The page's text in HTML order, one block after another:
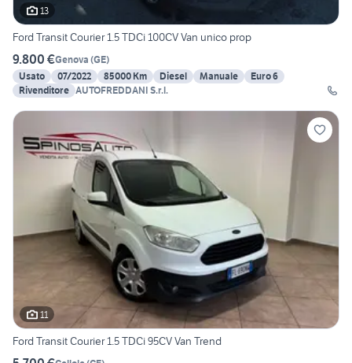
13
Ford Transit Courier 1.5 TDCi 100CV Van unico prop
9.800 €Genova (GE)
Usato
07/2022 85000 Km Diesel Manuale
Euro 6
Rivenditore AUTOFREDDANI S.r.l.
11
Ford Transit Courier 1.5 TDCi 95CV Van Trend